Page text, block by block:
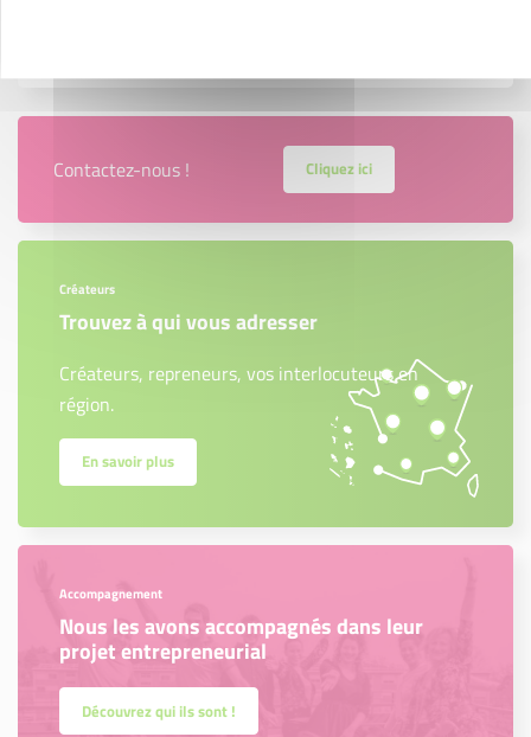
Contactez-nous ! Cliquez ici
Créateurs
Trouvez à qui vous adresser
Créateurs, repreneurs, vos interlocuteurs en
région.
En savoir plus
Accompagnement
Nous les avons accompagnés dans leur
projet entrepreneurial
Découvrez qui ils sont !